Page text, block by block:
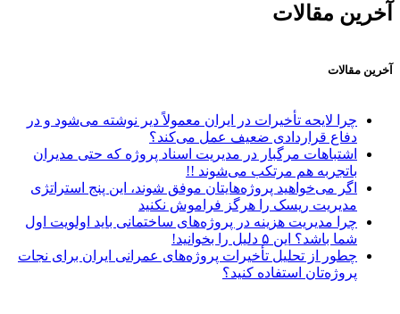
آخرین مقالات
آخرین مقالات
چرا لایحه تأخیرات در ایران معمولاً دیر نوشته می‌شود و در
دفاع قراردادی ضعیف عمل می‌کند؟
اشتباهات مرگبار در مدیریت اسناد پروژه که حتی مدیران
باتجربه هم مرتکب می‌شوند !!
اگر می‌خواهید پروژه‌هایتان موفق شوند، این پنج استراتژی
مدیریت ریسک را هرگز فراموش نکنید
چرا مدیریت هزینه در پروژه‌های ساختمانی باید اولویت اول
شما باشد؟ این ۵ دلیل را بخوانید!
چطور از تحلیل تأخیرات پروژه‌های عمرانی ایران برای نجات
پروژه‌تان استفاده کنید؟